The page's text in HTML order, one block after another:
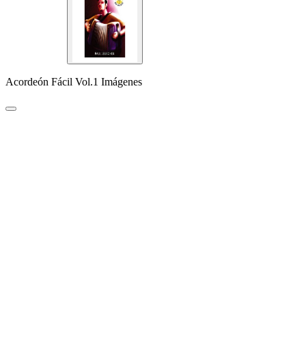
Acordeón Fácil Vol.1 Imágenes